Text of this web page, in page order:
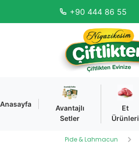
+90 444 86 55
Anasayfa
Avantajlı
Setler
Et
Ürünleri
Pide & Lahmacun